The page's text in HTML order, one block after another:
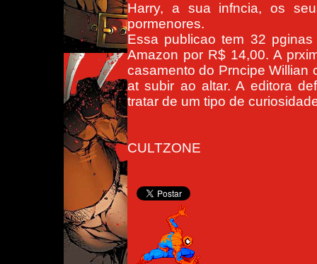
Harry, a sua infncia, os
pormenores.
Essa publicao tem 32
Amazon por R$ 14,00. A
casamento do Prncipe Willian
at subir ao altar. A editora
tratar de um tipo de
CULTZONE